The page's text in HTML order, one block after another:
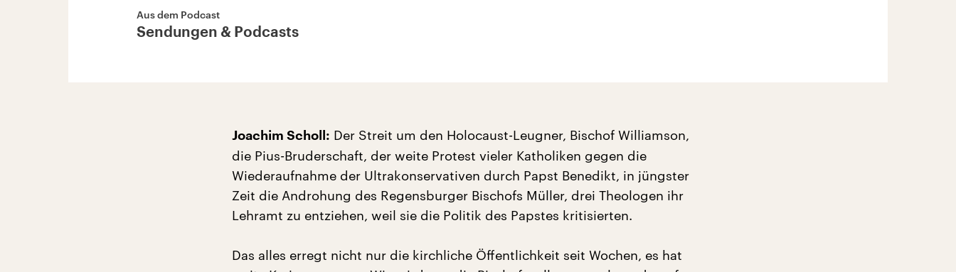
Aus dem Podcast
Sendungen & Podcasts
Joachim Scholl: Der Streit um den Holocaust-Leugner, Bischof Williamson,
die Pius-Bruderschaft, der weite Protest vieler Katholiken gegen die
Wiederaufnahme der Ultrakonservativen durch Papst Benedikt, in jüngster
Zeit die Androhung des Regensburger Bischofs Müller, drei Theologen ihr
Lehramt zu entziehen, weil sie die Politik des Papstes kritisierten.
Das alles erregt nicht nur die kirchliche Öffentlichkeit seit Wochen, es hat